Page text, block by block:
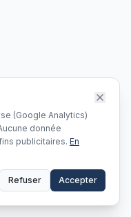
(Google Analytics)
donnée
publicitaires. En
Refuser Accepter